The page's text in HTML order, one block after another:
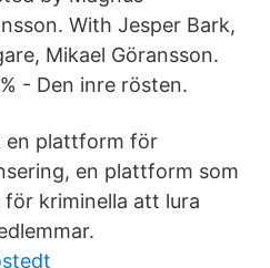
With Jesper Bark,
Mikael Göransson.
- Den inre rösten.
en plattform för
en plattform som
för kriminella att lura